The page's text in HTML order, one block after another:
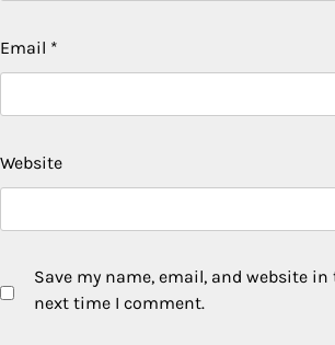
Email *
Website
Save my name, email, and website
next time I comment.